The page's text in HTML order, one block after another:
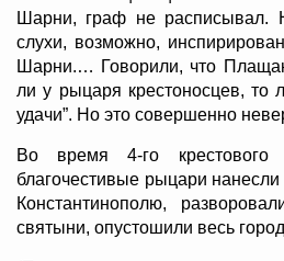
Шарни, граф не расписывал.
слухи, возможно,
Шарни.… Говорили, что
ли у рыцаря крестоносцев, то
удачи”. Но это совершенно
Во время 4-го
благочестивые рыцари нанесли
Константинополю,
святыни, опустошили весь